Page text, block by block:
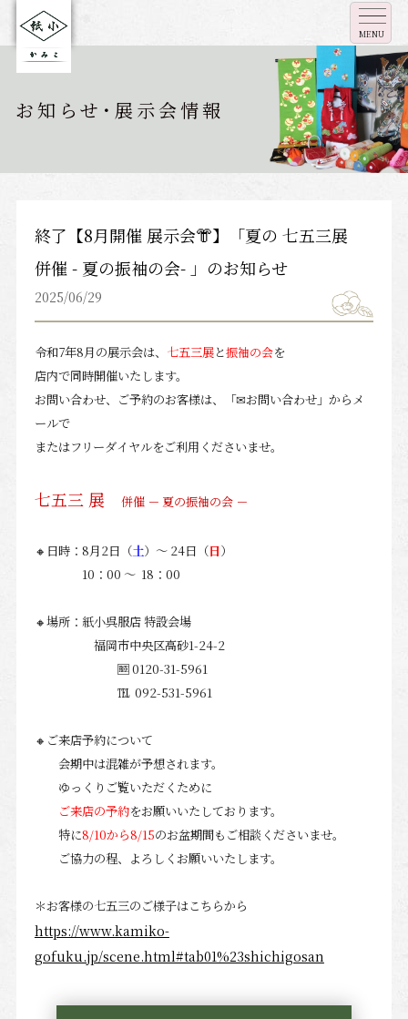
MENU
お知らせ･展示会情報
終了【8月開催 展示会👘】「夏の 七五三展
併催 - 夏の振袖の会- 」のお知らせ
2025/06/29
令和7年8月の展示会は、 七五三展と振袖の会を
店内で同時開催いた します。
お問い合わせ、ご予約のお客様は、
「✉お問い合わせ」からメ
ールで
またはフリーダイヤルをご利用くださいませ。
七五三 展 併催 － 夏の振袖の会 －
🔸日時：8月2日（土）～ 24日（日）
10：00 ～ 18：00
🔸場所：紙小呉服店 特設会場
福岡市中央区高砂1-24-2
🆓 0120-31-5961
℡ 092-531-5961
🔸ご来店予約について
会期中は混雑が予想されます。
ゆっくりご覧いただくために
ご来店の予約をお願いいたしております。
特に8/10から8/15のお盆期間もご相談くださいませ。
ご協力の程、よろしくお願いいたします。
＊お客様の七五三のご様子はこちらから
https://www.kamiko-
gofuku.jp/scene.html#tab01%23shichigosan